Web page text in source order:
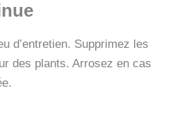
d’entretien. Supprimez les
des plants. Arrosez en cas